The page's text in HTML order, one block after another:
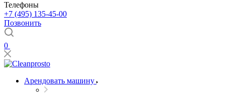
Телефоны
+7 (495) 135-45-00
Позвонить
0
Арендовать машину